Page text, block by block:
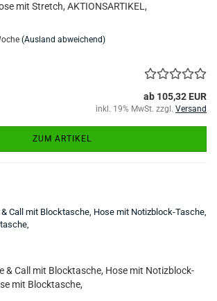
mit Stretch, AKTIONSARTIKEL,
(Ausland abweichend)
ab 105,32 EUR
inkl. 19% MwSt. zzgl. Versand
ZUM ARTIKEL
& Call mit Blocktasche, Hose mit Notizblock-
mit Blocktasche,